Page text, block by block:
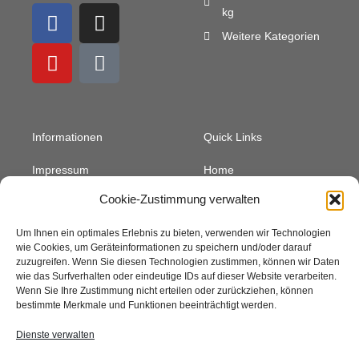
Cookie-Zustimmung verwalten
Um Ihnen ein optimales Erlebnis zu bieten, verwenden wir Technologien
wie Cookies, um Geräteinformationen zu speichern und/oder darauf
zuzugreifen. Wenn Sie diesen Technologien zustimmen, können wir Daten
wie das Surfverhalten oder eindeutige IDs auf dieser Website verarbeiten.
Wenn Sie Ihre Zustimmung nicht erteilen oder zurückziehen, können
bestimmte Merkmale und Funktionen beeinträchtigt werden.
Dienste verwalten
F
a
c
e
o
I
n
s
t
r
m
Y
o
u
t
e
M
a
i
l
u
k
kg
Weitere Kategorien
Informationen
Impressum
Kein Versand!
Zahlungsarten
Vertrag widerrufen
Quick Links
Home
Über Uns
Warenkorb
Kontakt